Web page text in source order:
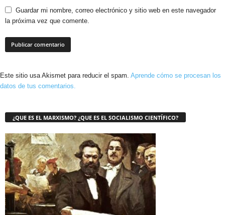
Guardar mi nombre, correo electrónico y sitio web en este navegador
la próxima vez que comente.
Este sitio usa Akismet para reducir el spam. Aprende cómo se procesan los
datos de tus comentarios.
¿QUE ES EL MARXISMO? ¿QUE ES EL SOCIALISMO CIENTÍFICO?